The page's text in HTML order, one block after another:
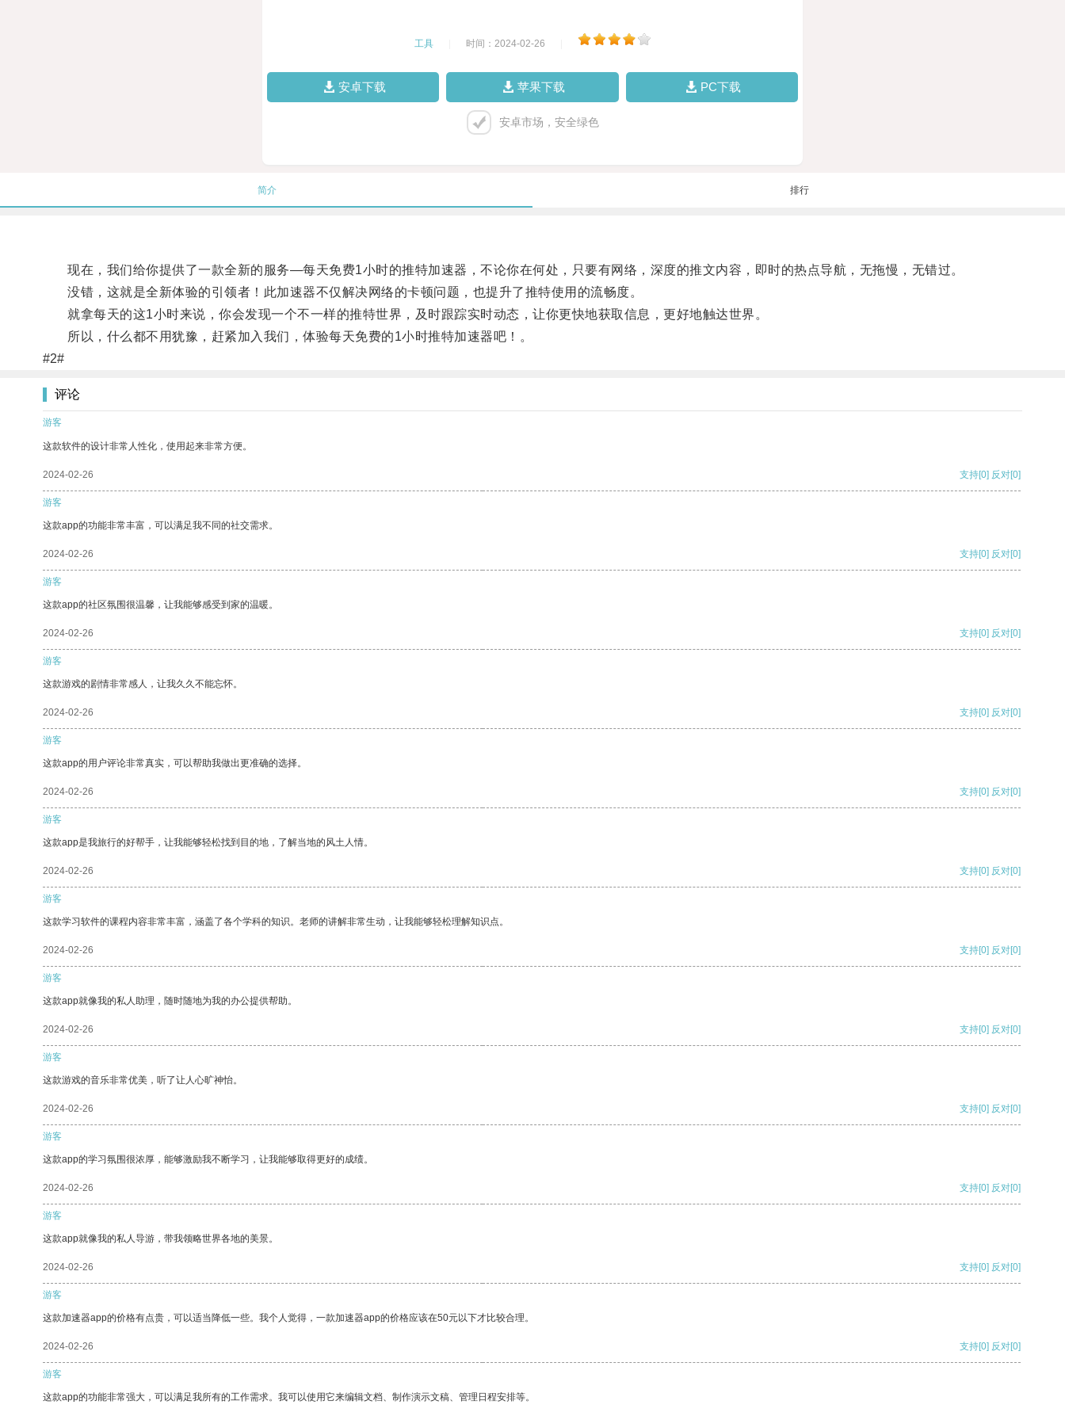
工具 时间：2024-02-26
安卓下载 苹果下载 PC下载
安卓市场，安全绿色
简介 排行
现在，我们给你提供了一款全新的服务—每天免费1小时的推特加速器，不论你在何处，只要有网络，深度的推文内容，即时的热点导航，无拖慢，无错过。
没错，这就是全新体验的引领者！此加速器不仅解决网络的卡顿问题，也提升了推特使用的流畅度。
就拿每天的这1小时来说，你会发现一个不一样的推特世界，及时跟踪实时动态，让你更快地获取信息，更好地触达世界。
所以，什么都不用犹豫，赶紧加入我们，体验每天免费的1小时推特加速器吧！。
#2#
评论
游客
这款软件的设计非常人性化，使用起来非常方便。
2024-02-26 支持[0] 反对[0]
游客
这款app的功能非常丰富，可以满足我不同的社交需求。
2024-02-26 支持[0] 反对[0]
游客
这款app的社区氛围很温馨，让我能够感受到家的温暖。
2024-02-26 支持[0] 反对[0]
游客
这款游戏的剧情非常感人，让我久久不能忘怀。
2024-02-26 支持[0] 反对[0]
游客
这款app的用户评论非常真实，可以帮助我做出更准确的选择。
2024-02-26 支持[0] 反对[0]
游客
这款app是我旅行的好帮手，让我能够轻松找到目的地，了解当地的风土人情。
2024-02-26 支持[0] 反对[0]
游客
这款学习软件的课程内容非常丰富，涵盖了各个学科的知识。老师的讲解非常生动，让我能够轻松理解知识点。
2024-02-26 支持[0] 反对[0]
游客
这款app就像我的私人助理，随时随地为我的办公提供帮助。
2024-02-26 支持[0] 反对[0]
游客
这款游戏的音乐非常优美，听了让人心旷神怡。
2024-02-26 支持[0] 反对[0]
游客
这款app的学习氛围很浓厚，能够激励我不断学习，让我能够取得更好的成绩。
2024-02-26 支持[0] 反对[0]
游客
这款app就像我的私人导游，带我领略世界各地的美景。
2024-02-26 支持[0] 反对[0]
游客
这款加速器app的价格有点贵，可以适当降低一些。我个人觉得，一款加速器app的价格应该在50元以下才比较合理。
2024-02-26 支持[0] 反对[0]
游客
这款app的功能非常强大，可以满足我所有的工作需求。我可以使用它来编辑文档、制作演示文稿、管理日程安排等。